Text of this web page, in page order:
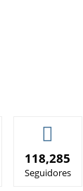
118,285
Seguidores